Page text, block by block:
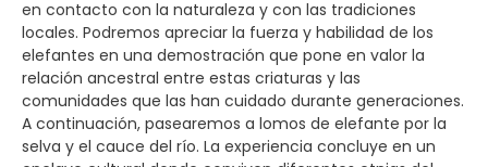
en contacto con la naturaleza y con las tradiciones
locales. Podremos apreciar la fuerza y habilidad de los
elefantes en una demostración que pone en valor la
relación ancestral entre estas criaturas y las
comunidades que las han cuidado durante generaciones.
A continuación, pasearemos a lomos de elefante por la
selva y el cauce del río. La experiencia concluye en un